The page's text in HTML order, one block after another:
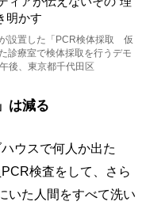
設置した「PCR検体採取 仮
診療室で検体採取を行うデモ
後、東京都千代田区
は減る
ウスで何人か出た
検査をして、さら
いた人間をすべて洗い